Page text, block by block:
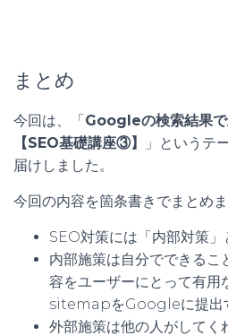
まとめ
今回は、「 Googleの検索結果
【SEO基礎講座③】
」というテ
届けしました。
今回の内容を箇条書きでまとめま
SEO対策には「内部対策」
内部施策は自分でできるこ
容をユーザーにとって有用
sitemapをGoogleに提出
外部施策は他の人がしてく